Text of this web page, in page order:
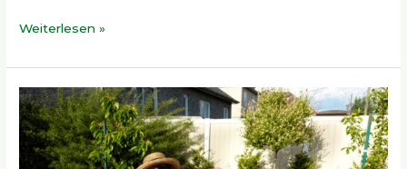
Weiterlesen »
Pools
für
zuhause